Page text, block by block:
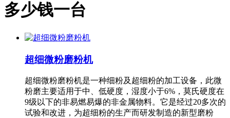
多少钱一台
超细微粉磨粉机
超细微粉磨粉机是一种细粉及超细粉的加工设备，此微
粉磨主要适用于中、低硬度，湿度小于6%，莫氏硬度在
9级以下的非易燃易爆的非金属物料。它是经过20多次的
试验和改进，为超细粉的生产而研发制造的新型磨粉